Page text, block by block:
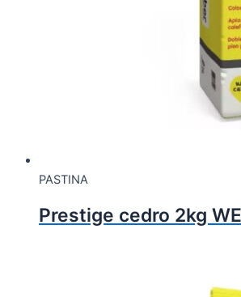
PASTINA
Prestige cedro 2kg